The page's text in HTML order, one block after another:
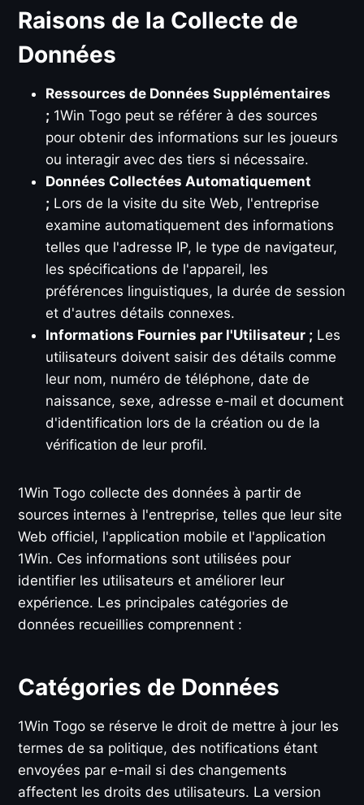
Raisons de la Collecte de
Données
Ressources de Données Supplémentaires
; 1Win Togo peut se référer à des sources
pour obtenir des informations sur les joueurs
ou interagir avec des tiers si nécessaire.
Données Collectées Automatiquement
; Lors de la visite du site Web, l'entreprise
examine automatiquement des informations
telles que l'adresse IP, le type de navigateur,
les spécifications de l'appareil, les
préférences linguistiques, la durée de session
et d'autres détails connexes.
Informations Fournies par l'Utilisateur ; Les
utilisateurs doivent saisir des détails comme
leur nom, numéro de téléphone, date de
naissance, sexe, adresse e-mail et document
d'identification lors de la création ou de la
vérification de leur profil.
1Win Togo collecte des données à partir de
sources internes à l'entreprise, telles que leur site
Web officiel, l'application mobile et l'application
1Win. Ces informations sont utilisées pour
identifier les utilisateurs et améliorer leur
expérience. Les principales catégories de
données recueillies comprennent :
Catégories de Données
1Win Togo se réserve le droit de mettre à jour les
termes de sa politique, des notifications étant
envoyées par e-mail si des changements
affectent les droits des utilisateurs. La version